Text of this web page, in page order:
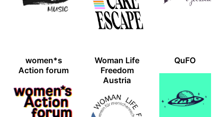
women*s
Action forum
Woman Life
Freedom
Austria
QuFO